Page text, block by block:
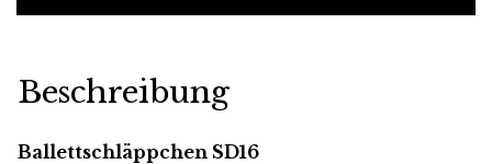
Beschreibung
Ballettschläppchen SD16